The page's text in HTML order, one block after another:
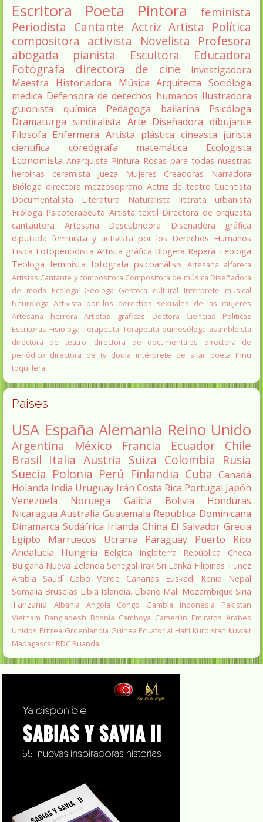
Escritora Poeta Pintora
feminista
Periodista Cantante Actriz Artista
Política
compositora activista Novelista
Profesora
abogada
pianista Escultora
Educadora
Fotógrafa
directora de cine
investigadora
Maestra
Historiadora Música Arquitecta Socióloga
medica Defensora de derechos humanos Ilustradora
guionista
química Pedagoga bailarina
Psicóloga
Dramaturga sindicalista Arte Diseñadora dibujante
Filosofa Enfermera Artista plástica cineasta jurista
científica
coreógrafa matemática
Ecologista
Economista Anarquista Pintura Rosas para todas nuestras
heroínas
ceramista Jueza Mujeres Creadoras
Narradora
Bióloga directora mezzosoprano Actriz de teatro Cuentista
Documentalista
Literatura Naturalista literata
urbanista
Filóloga Psicoterapeuta Artista textil Directora de orquesta
cantautora
Artesana Descubridora
Diseñadora gráfica
diputada feminista y activista por los Derechos Humanos
Fisica Fotoperiodista Artista gráfica Blogera Rapera Teologa
Teóloga feminista fotografa psicoanálisis Artesana alfarera
Artistas Cantante y compositora Compositora de música Diseñadora
de moda
Ecologa Geologa Gestora cultural
Interprete musical
Neurologa Activista por los derechos sexuales de las mujeres
Artesana herrera
Artistas graficas
Doctora Ciencias Políticas
Escritoras Fisiologa Terapeuta Terapeuta quinesóloga asambleista
directora de teatro.
directora de documentales
directora de
periódico directora de tv doula intérprete de sitar poeta Innu
toquillera
Paises
USA España Alemania Reino Unido
Argentina México Francia Ecuador
Chile
Brasil Italia Austria Suiza Colombia Rusia
Suecia Polonia Perú Finlandia Cuba Canadá
Holanda India Uruguay Irán Costa Rica Portugal Japón
Venezuela
Noruega Galicia Bolivia
Honduras
Nicaragua Australia Guatemala República Dominicana
Dinamarca Sudáfrica Irlanda China El Salvador Grecia
Egipto
Marruecos Ucrania Paraguay
Puerto Rico
Andalucía
Hungria Belgica Inglaterra
República Checa
Bulgaria Nueva Zelanda Senegal Irak Sri Lanka Filipinas Tunez
Arabia Saudí Cabo Verde Canarias Euskadi Kenia
Nepal
Somalia Bruselas Libia Islandia. Líbano Mali Mozambique Siria
Tanzania
Albania Angola Congo Gambia Indonesia
Pakistan
Vietnam Bangladesh Bosnia Camboya Camerún Emiratos Arabes
Unidos Eritrea Groenlandia Guinea Ecuatorial Haití Kurdistan Kuwait
Madagascar RDC Ruanda